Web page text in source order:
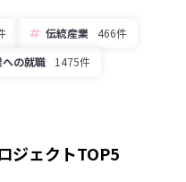
伝統産業
466件
の就職
1475件
ジェクトTOP5